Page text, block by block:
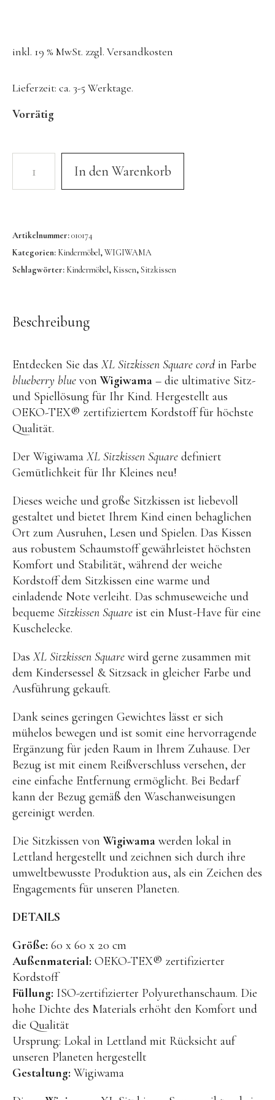
LIEWOOD
DUFTE Manufaktur
MIMI’lou | Wanddeko
MINI KYOMO | Kinderuhren
notthegirl | Seife & Kerzen
NUUKK | Papierdesign & Kissen
studio ROOF | Bastel-Sets
YEYE Sonnenbrillen für Kinder
Telmas Botanica | Kerzen
TILDA Puppen
Spielen
Basteln & Experimente
Bücher
Kuscheltiere
Lernspiele
Holzspielzeug
GRIMM’S
filipok Holzspielzeuge
WOODEN STORY
GRAPAT
RADUGA GREZ
activity boards
lotes toys
Konges Sløjd
BENA | Holzbausteine
Min Min Copenhagen
LIVING PUPPETS®
HAPE Spielzeug
Kraul Spielzeug
Konges Sløjd Spielzeug
MIKANU Babyrasseln
Geschenke zur Geburt
inkl. 19 % MwSt. zzgl. Versandkosten
Lieferzeit: ca. 3-5 Werktage.
Vorrätig
In den Warenkorb
Artikelnummer:010174
Kategorien: Kindermöbel,WIGIWAMA
Schlagwörter: Kindermöbel, Kissen,Sitzkissen
Beschreibung
Entdecken Sie das XL Sitzkissen Square cord in Farbe
blueberry blue vonWigiwama – die ultimative Sitz-
und Spiellösung für Ihr Kind. Hergestellt aus
OEKO-TEX® zertifiziertem Kordstoff für höchste
Qualität.
Der Wigiwama XL Sitzkissen Square definiert
Gemütlichkeit für Ihr Kleines neu!
Dieses weiche und große Sitzkissen ist liebevoll
gestaltet und bietet Ihrem Kind einen behaglichen
Ort zum Ausruhen, Lesen und Spielen. Das Kissen
aus robustem Schaumstoff gewährleistet höchsten
Komfort und Stabilität, während der weiche
Kordstoff dem Sitzkissen eine warme und
einladende Note verleiht. Das schmuseweiche und
bequeme Sitzkissen Square ist ein Must-Have für eine
Kuschelecke.
Das XL Sitzkissen Square wird gerne zusammen mit
dem Kindersessel & Sitzsack in gleicher Farbe und
Ausführung gekauft.
Dank seines geringen Gewichtes lässt er sich
mühelos bewegen und ist somit eine hervorragende
Ergänzung für jeden Raum in Ihrem Zuhause. Der
Bezug ist mit einem Reißverschluss versehen, der
eine einfache Entfernung ermöglicht. Bei Bedarf
kann der Bezug gemäß den Waschanweisungen
gereinigt werden.
Die Sitzkissen vonWigiwama werden lokal in
Lettland hergestellt und zeichnen sich durch ihre
umweltbewusste Produktion aus, als ein Zeichen des
Engagements für unseren Planeten.
DETAILS
Größe: 60 x 60 x 20 cm
Außenmaterial: OEKO-TEX® zertifizierter
Kordstoff
Füllung: ISO-zertifizierter Polyurethanschaum. Die
hohe Dichte des Materials erhöht den Komfort und
die Qualität
Ursprung: Lokal in Lettland mit Rücksicht auf
unseren Planeten hergestellt
Gestaltung: Wigiwama